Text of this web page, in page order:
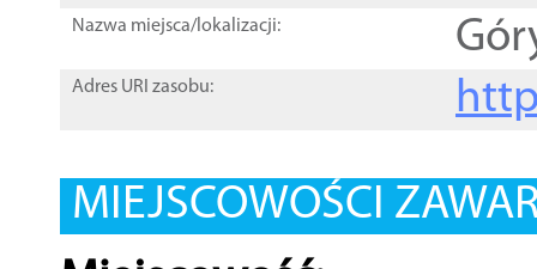
Nazwa miejsca/lokalizacji:
Adres URI zasobu:
MIEJSCOWOŚCI